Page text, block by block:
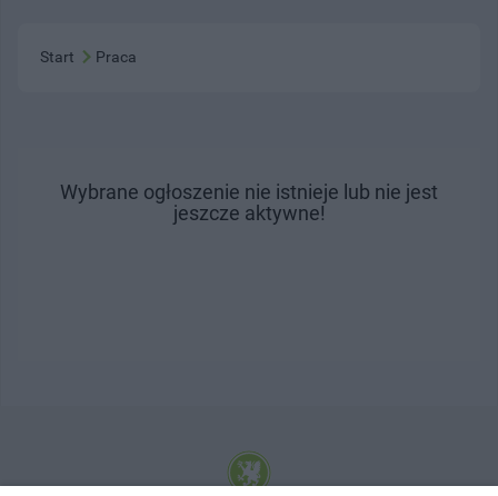
Start Praca
Wybrane ogłoszenie nie istnieje lub nie jest
jeszcze aktywne!